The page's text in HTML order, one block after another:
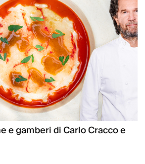
e gamberi di Carlo Cracco e